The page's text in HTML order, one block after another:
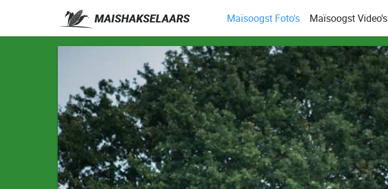
Maïsoogst Foto's Maïsoogst Video's